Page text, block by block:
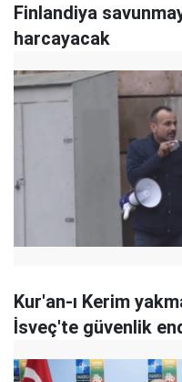
Finlandiya
harcayacak
Kur'an-ı Kerim
İsveç'te güvenlik